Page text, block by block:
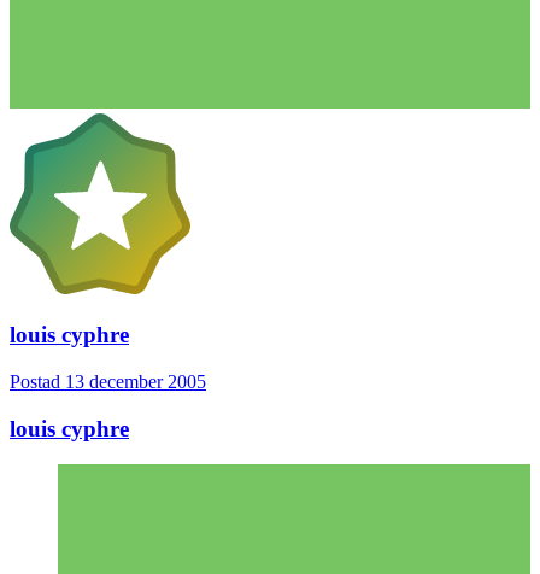
louis cyphre
Postad 13 december 2005
louis cyphre